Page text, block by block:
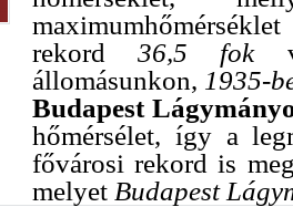
rekord36,5 fok
állomásunkon, 1935-
Budapest
hőmérsélet, így a
fővárosi rekord is
melyet Budapest